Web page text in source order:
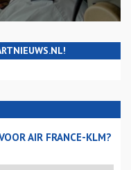
AIR FRANCE-KLM?